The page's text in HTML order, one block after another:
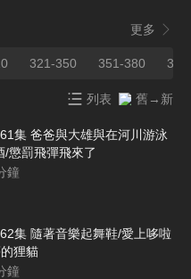
更多
321-350 351-380
列表 舊→新
集 爸爸與大雄與在河川游泳
/懲罰飛彈飛來了
鐘
集 隨著音樂起舞鞋/愛上哆啦
狸貓
鐘